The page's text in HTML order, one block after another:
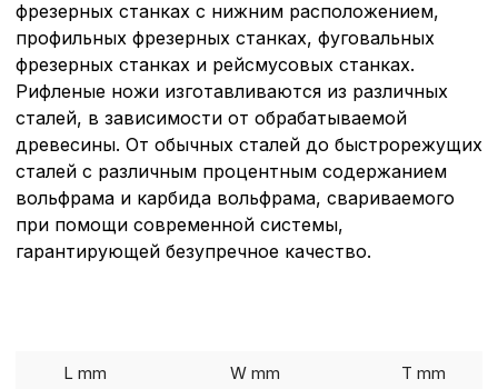
фрезерных станках с нижним расположением,
профильных фрезерных станках, фуговальных
фрезерных станках и рейсмусовых станках.
Рифленые ножи изготавливаются из различных
сталей, в зависимости от обрабатываемой
древесины. От обычных сталей до быстрорежущих
сталей с различным процентным содержанием
вольфрама и карбида вольфрама, свариваемого
при помощи современной системы,
гарантирующей безупречное качество.
L mm W mm T mm